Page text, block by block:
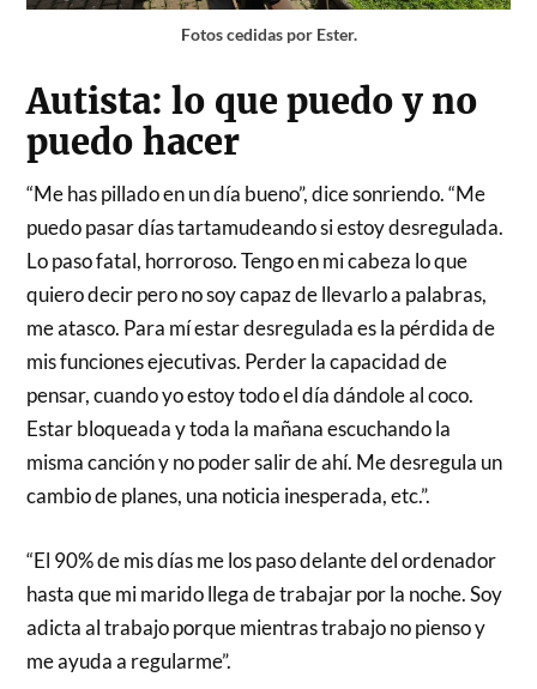
Fotos cedidas por Ester.
Autista: lo que puedo y no
puedo hacer
“Me has pillado en un día bueno”, dice sonriendo. “Me
puedo pasar días tartamudeando si estoy desregulada.
Lo paso fatal, horroroso. Tengo en mi cabeza lo que
quiero decir pero no soy capaz de llevarlo a palabras,
me atasco. Para mí estar desregulada es la pérdida de
mis funciones ejecutivas. Perder la capacidad de
pensar, cuando yo estoy todo el día dándole al coco.
Estar bloqueada y toda la mañana escuchando la
misma canción y no poder salir de ahí. Me desregula un
cambio de planes, una noticia inesperada, etc.”.
“El 90% de mis días me los paso delante del ordenador
hasta que mi marido llega de trabajar por la noche. Soy
adicta al trabajo porque mientras trabajo no pienso y
me ayuda a regularme”.